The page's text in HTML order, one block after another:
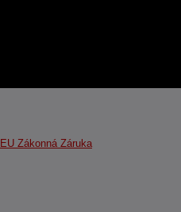
EU Zákonná Záruka